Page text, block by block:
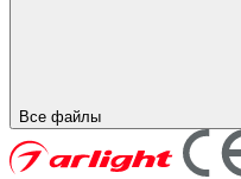
Все файлы